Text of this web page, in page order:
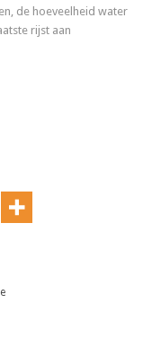
de hoeveelheid water
rijst aan